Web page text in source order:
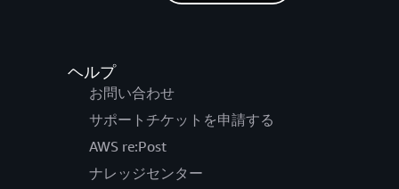
ヘルプ
お問い合わせ
サポートチケットを申請する
AWS re:Post
ナレッジセンター